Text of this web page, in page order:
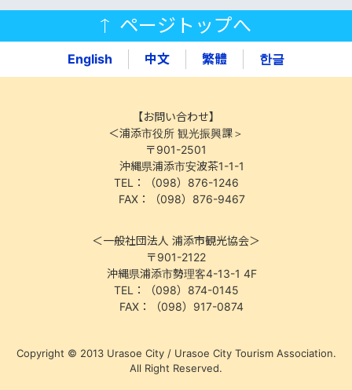
ページトップへ
English 中文 繁體 한글
【お問い合わせ】
＜浦添市役所 観光振興課＞
〒901-2501
沖縄県浦添市安波茶1-1-1
TEL：（098）876-1246
FAX：（098）876-9467
＜一般社団法人 浦添市観光協会＞
〒901-2122
沖縄県浦添市勢理客4-13-1 4F
TEL：（098）874-0145
FAX：（098）917-0874
Copyright © 2013 Urasoe City / Urasoe City Tourism Association.
All Right Reserved.